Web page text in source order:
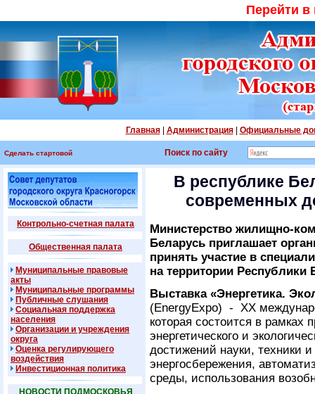
Перейти
Главная| Администрация| Официальные
Сделать стартовой Поиск по сайту
Контрольно-счетная палата
Общественная палата
Муниципальные правовые
акты
Муниципальные программы
Публичные слушания
Социальная поддержка
населения
Организации и учреждения
округа
Оценка регулирующего
воздействия
Инвестиционная политика
НОВОСТИ ПОДМОСКОВЬЯ
В республике
современных
Министерство жилищно-
Беларусь приглашает
принять участие в
на территории Республики
Выставка «Энергетика.
(EnergyExpo) - XX
которая состоится в рамках
энергетического и
достижений науки, техники
энергосбережения,
среды, использования